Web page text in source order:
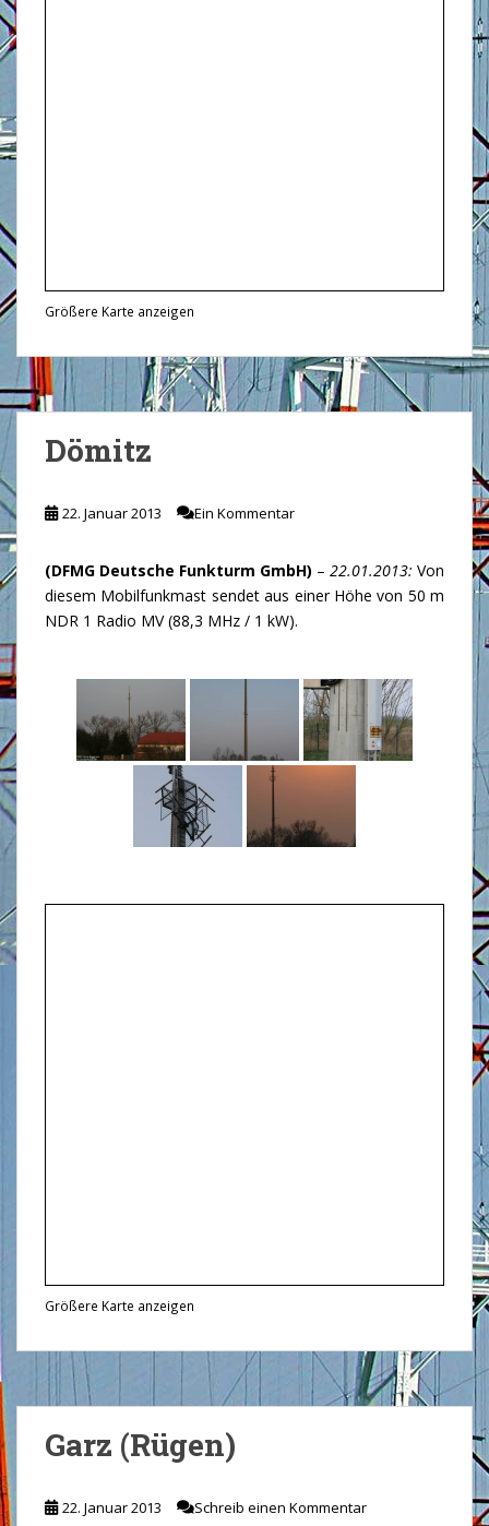
Größere Karte anzeigen
Dömitz
22. Januar 2013 Ein Kommentar
(DFMG Deutsche Funkturm GmbH) – 22.01.2013: Von
diesem Mobilfunkmast sendet aus einer Höhe von 50 m
NDR 1 Radio MV (88,3 MHz / 1 kW).
Größere Karte anzeigen
Garz (Rügen)
22. Januar 2013 Schreib einen Kommentar